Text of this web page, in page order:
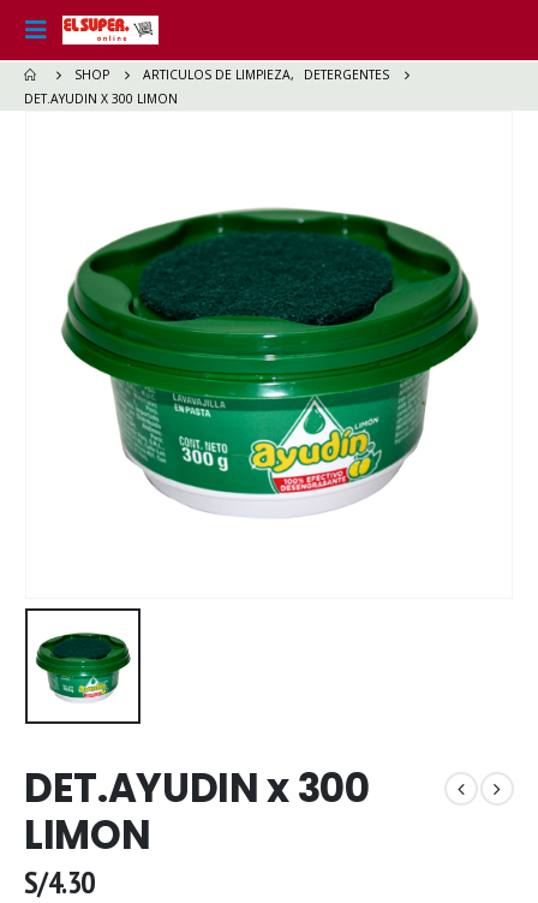
SHOP ARTICULOS DE LIMPIEZA,
DETERGENTES
DET.AYUDIN X 300 LIMON
DET.AYUDIN x 300
LIMON
S/4.30